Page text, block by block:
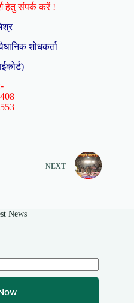
हेतु संपर्क करें !
शोधकर्ता
NEXT
News